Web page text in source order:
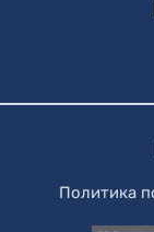
Политика